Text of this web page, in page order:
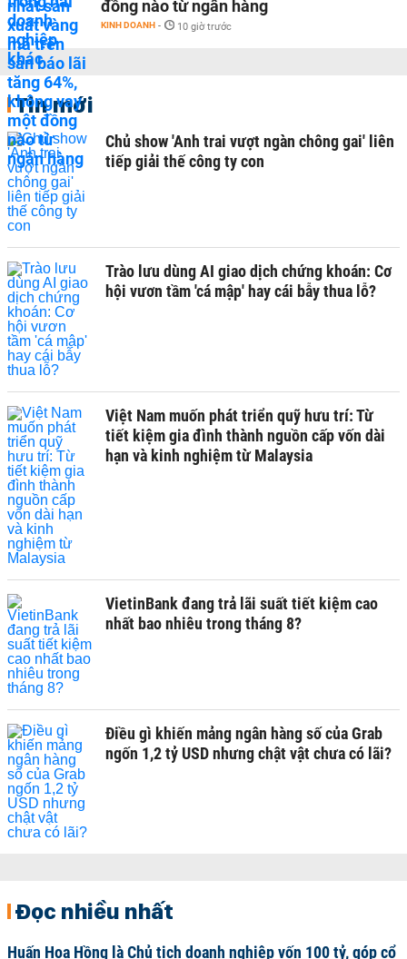
đồng nào từ ngân hàng
KINH DOANH - 10 giờ trước
Tin mới
Chủ show 'Anh trai vượt ngàn chông gai' liên
tiếp giải thế công ty con
Trào lưu dùng AI giao dịch chứng khoán: Cơ
hội vươn tầm 'cá mập' hay cái bẫy thua lỗ?
Việt Nam muốn phát triển quỹ hưu trí: Từ
tiết kiệm gia đình thành nguồn cấp vốn dài
hạn và kinh nghiệm từ Malaysia
VietinBank đang trả lãi suất tiết kiệm cao
nhất bao nhiêu trong tháng 8?
Điều gì khiến mảng ngân hàng số của Grab
ngốn 1,2 tỷ USD nhưng chật vật chưa có lãi?
Đọc nhiều nhất
Huấn Hoa Hồng là Chủ tịch doanh nghiệp vốn 100 tỷ, góp cổ